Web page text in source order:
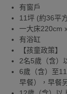
有窗戶
11坪 (約36平
一大床220cm
有浴缸
【孩童政策】
2名5歲（含）
6歲（含）至
早餐），早餐